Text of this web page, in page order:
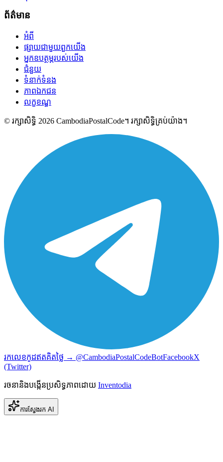
ព័ត៌មាន
អំពី
ផ្សាយជាមួយពួកយើង
អ្នកឧបត្ថម្ភរបស់យើង
ជំនួយ
ទំនាក់ទំនង
ភាពឯកជន
លក្ខខណ្ឌ
© រក្សាសិទ្ធិ 2026 CambodiaPostalCode។ រក្សាសិទ្ធិគ្រប់យ៉ាង។
រកលេខកូដឥតគិតថ្លៃ → @CambodiaPostalCodeBotFacebookX
(Twitter)
រចនានិងបង្កើនប្រសិទ្ធភាពដោយ Inventodia
ការស្វែងរក AI